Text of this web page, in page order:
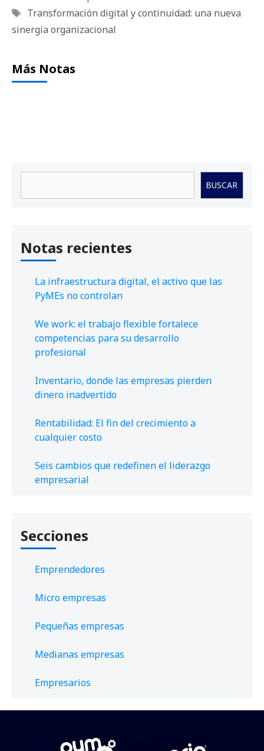
Etiquetas
Transformación digital y continuidad: una nueva
sinergia organizacional
Más Notas
BUSCAR
Notas recientes
La infraestructura digital, el activo que las
PyMEs no controlan
We work: el trabajo flexible fortalece
competencias para su desarrollo
profesional
Inventario, donde las empresas pierden
dinero inadvertido
Rentabilidad: El fin del crecimiento a
cualquier costo
Seis cambios que redefinen el liderazgo
empresarial
Secciones
Emprendedores
Micro empresas
Pequeñas empresas
Medianas empresas
Empresarios